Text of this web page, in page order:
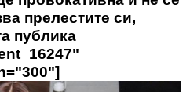
прелестите си,
публика